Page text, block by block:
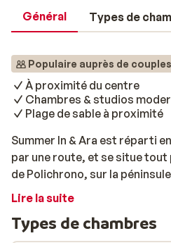
Général Types de
Populaire auprès de couples
À proximité du centre
Chambres & studios
Plage de sable à proximité
Summer In & Ara est réparti
par une route, et se situe
de Polichrono, sur la
quelques minutes, vous voilà
de la promenade et
Lire la suite
Types de chambres